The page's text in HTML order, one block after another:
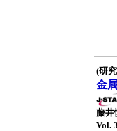
(研
金
藤井
Vol.